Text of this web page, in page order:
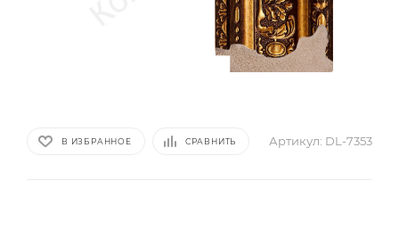
В ИЗБРАННОЕ СРАВНИТЬ Артикул: DL-7353